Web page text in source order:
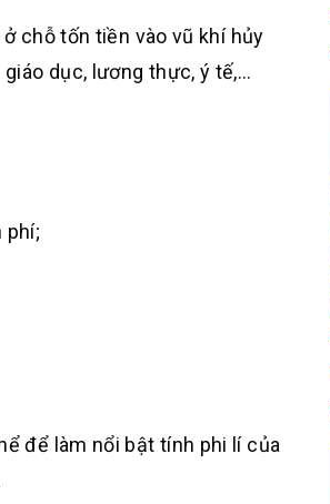
chỗ tốn tiền vào vũ khí hủy
dục, lương thực, ý tế,…
phí;
để làm nổi bật tính phi lí của